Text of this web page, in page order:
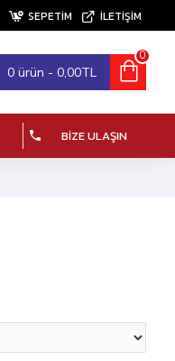
SEPETIM İLETİŞİM
0 ürün - 0,00TL
0
BIZE ULAŞIN